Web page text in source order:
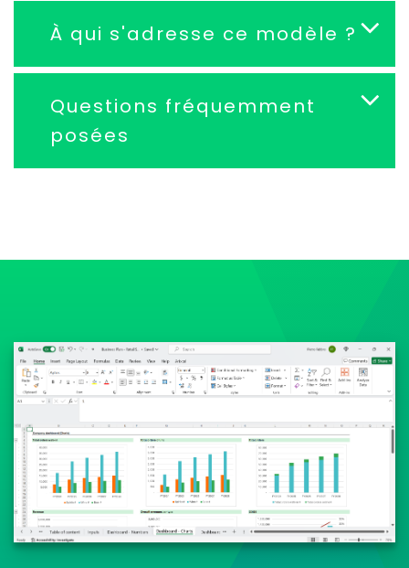
À qui s'adresse ce modèle ?
Questions fréquemment
posées